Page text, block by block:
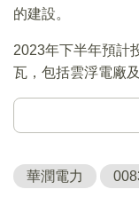
的建設。
2023年下半年預計
瓦，包括雲浮電廠
華潤電力